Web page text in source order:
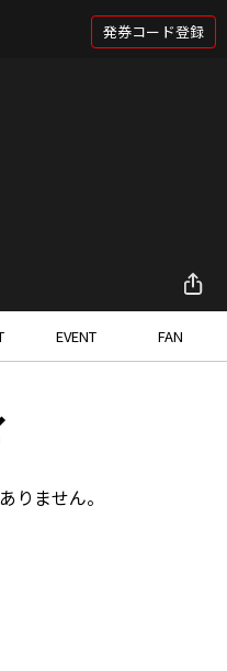
発券コード登録
EVENT FAN
りません。